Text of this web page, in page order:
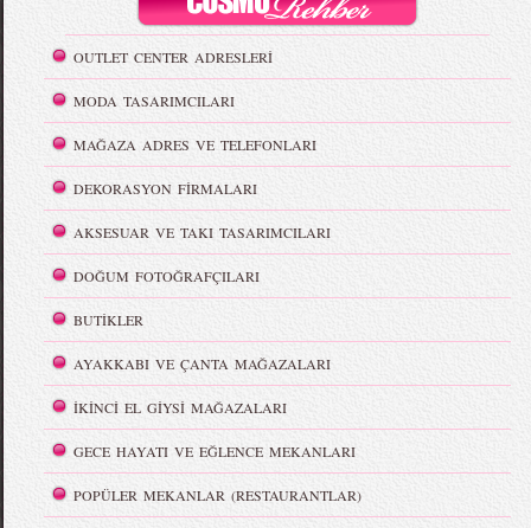
OUTLET CENTER ADRESLERİ
MODA TASARIMCILARI
MAĞAZA ADRES VE TELEFONLARI
DEKORASYON FİRMALARI
AKSESUAR VE TAKI TASARIMCILARI
DOĞUM FOTOĞRAFÇILARI
BUTİKLER
AYAKKABI VE ÇANTA MAĞAZALARI
İKİNCİ EL GİYSİ MAĞAZALARI
GECE HAYATI VE EĞLENCE MEKANLARI
POPÜLER MEKANLAR (RESTAURANTLAR)